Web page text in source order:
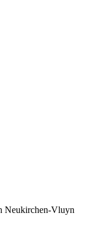
Neukirchen-Vluyn